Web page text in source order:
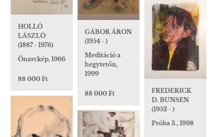
HOLLÓ
LÁSZLÓ
(1887 - 1976)
Önarckép, 1966
88 000 Ft
GÁBOR ÁRON
(1954 - )
Meditáció a
hegytetőn,
1999
88 000 Ft
FREDERICK
D. BUNSEN
(1952 - )
Próba 3., 1998